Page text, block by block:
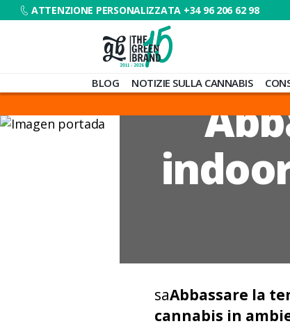
ATTENZIONE PERSONALIZZATA +34 96 206 62 98
de
Barato
BLOG NOTIZIE SULLA CANNABIS
saAbbassare la
cannabis in